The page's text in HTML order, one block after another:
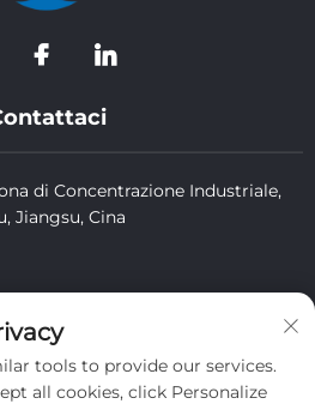
di Concentrazione Industriale,
Jiangsu, Cina
tools to provide our services.
all cookies, click Personalize